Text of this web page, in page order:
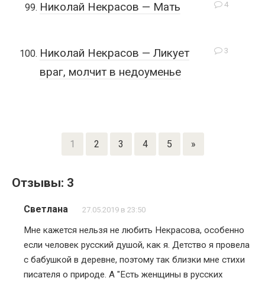
4
Николай Некрасов — Мать
3
Николай Некрасов — Ликует
враг, молчит в недоуменье
1 2 3 4 5 »
Отзывы: 3
Светлана 27.05.2019 в 23:50
Мне кажется нельзя не любить Некрасова, особенно
если человек русский душой, как я. Детство я провела
с бабушкой в деревне, поэтому так близки мне стихи
писателя о природе. А "Есть женщины в русских